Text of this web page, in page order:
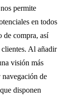
permite
en todos
de compra, así
Al añadir
visión más
de
disponen